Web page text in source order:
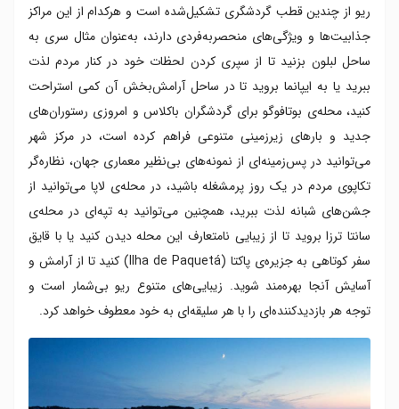
ریو از چندین قطب گردشگری تشکیل‌شده است و هرکدام از این مراکز
جذابیت‌ها و ویژگی‌های منحصربه‌فردی دارند، به‌عنوان‌ مثال سری به
ساحل لبلون بزنید تا از سپری کردن لحظات خود در کنار مردم لذت
ببرید یا به ایپانما بروید تا در ساحل آرامش‌بخش آن کمی استراحت
کنید، محله‌ی بوتافوگو برای گردشگران باکلاس و امروزی رستوران‌های
جدید و بارهای زیرزمینی متنوعی فراهم کرده است، در مرکز شهر
می‌توانید در پس‌زمینه‌ای از نمونه‌های بی‌نظیر معماری جهان، نظاره‌گر
تکاپوی مردم در یک روز پرمشغله‌ باشید، در محله‌ی لاپا می‌توانید از
جشن‌های شبانه‌ لذت ببرید، همچنین می‌توانید به تپه‌ای در محله‌ی
سانتا ترزا بروید تا از زیبایی نامتعارف این محله دیدن کنید یا با قایق
سفر کوتاهی به جزیره‌ی پاکتا (Ilha de Paquetá) کنید تا از آرامش و
آسایش آنجا بهره‌مند شوید. زیبایی‌های متنوع ریو بی‌شمار است و
توجه هر بازدیدکننده‌ای را با هر سلیقه‌ای به خود معطوف خواهد کرد.